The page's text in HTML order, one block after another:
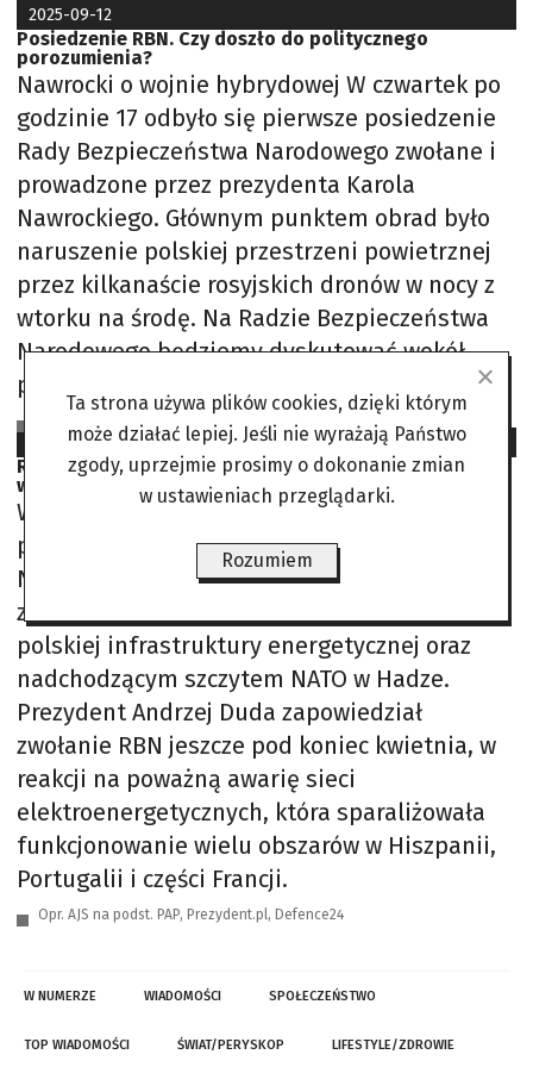
2025-09-12
Posiedzenie RBN. Czy doszło do politycznego
porozumienia?
Nawrocki o wojnie hybrydowej W czwartek po
godzinie 17 odbyło się pierwsze posiedzenie
Rady Bezpieczeństwa Narodowego zwołane i
prowadzone przez prezydenta Karola
Nawrockiego. Głównym punktem obrad było
naruszenie polskiej przestrzeni powietrznej
przez kilkanaście rosyjskich dronów w nocy z
wtorku na środę. Na Radzie Bezpieczeństwa
Narodowego będziemy dyskutować wokół
poważnego problemu, który odnosi się do 10
SJS na podst. PAP, TVN24, Wirtualna Polska
2025-06-18
RBN o energetyce i szczycie NATO. W posiedzeniu
weźmie udział Karol Nawrocki
W środę przed południem odbędzie się
posiedzenie Rady Bezpieczeństwa
Narodowego, podczas którego omówione
zostaną kwestie związane z bezpieczeństwem
polskiej infrastruktury energetycznej oraz
nadchodzącym szczytem NATO w Hadze.
Prezydent Andrzej Duda zapowiedział
zwołanie RBN jeszcze pod koniec kwietnia, w
reakcji na poważną awarię sieci
elektroenergetycznych, która sparaliżowała
funkcjonowanie wielu obszarów w Hiszpanii,
Portugalii i części Francji.
Opr. AJS na podst. PAP, Prezydent.pl, Defence24
W NUMERZE WIADOMOŚCI SPOŁECZEŃSTWO
TOP WIADOMOŚCI ŚWIAT/PERYSKOP LIFESTYLE/ZDROWIE
Ta strona używa plików cookies, dzięki którym
może działać lepiej. Jeśli nie wyrażają Państwo
zgody, uprzejmie prosimy o dokonanie zmian
w ustawieniach przeglądarki.
Rozumiem